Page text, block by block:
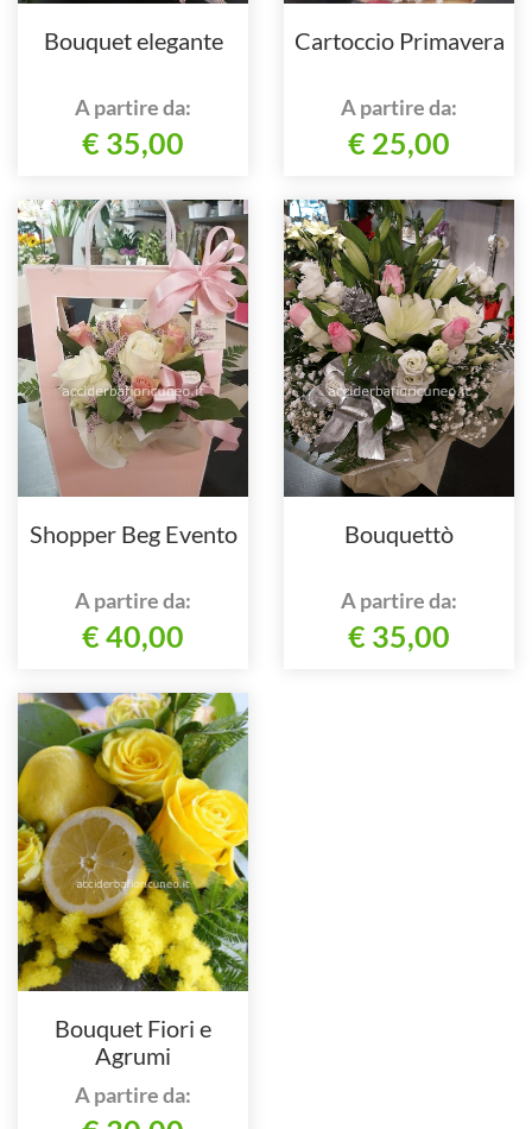
Bouquet elegante
A partire da:
€ 35,00
Cartoccio Primavera
A partire da:
€ 25,00
Shopper Beg Evento
A partire da:
€ 40,00
Bouquettò
A partire da:
€ 35,00
Bouquet Fiori e
Agrumi
A partire da: